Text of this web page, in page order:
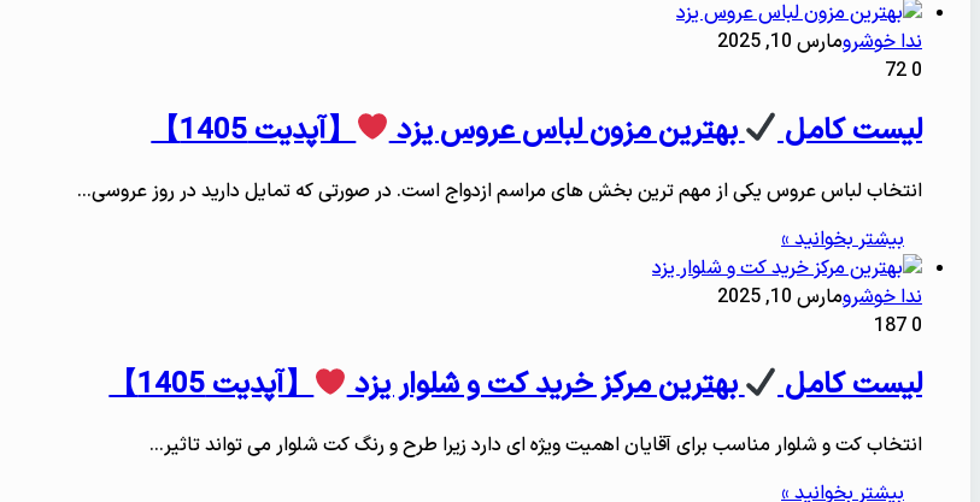
ندا خوشرومارس 10, 2025
0
لیست کامل بهترین مزون لباس عروس یزد 【آپدیت 1405】
انتخاب لباس عروس یکی از مهم ترین بخش های مراسم ازدواج است. در صورتی که تمایل دارید در روز عروسی…
بیشتر بخوانید »
ندا خوشرومارس 10, 2025
0
لیست کامل بهترین مرکز خرید کت و شلوار یزد 【آپدیت 1405】
انتخاب کت و شلوار مناسب برای آقایان اهمیت ویژه ای دارد زیرا طرح و رنگ کت شلوار می تواند تاثیر…
بیشتر بخوانید »